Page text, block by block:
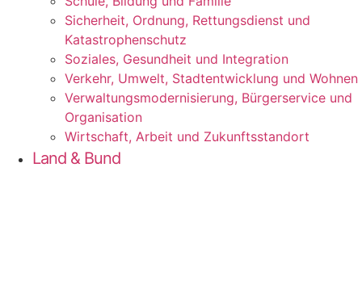
Sicher­heit, Ord­nung, Ret­tungs­dienst und
Katastrophenschutz
Sozia­les, Gesund­heit und Integration
Ver­kehr, Umwelt, Stadt­ent­wick­lung und Wohnen
Ver­wal­tungs­mo­der­ni­sie­rung, Bür­ger­ser­vice und
Organisation
Wirt­schaft, Arbeit und Zukunftsstandort
Land & Bund